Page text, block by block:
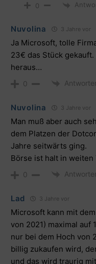
0
Nuvolina 3 Jahre vor
Ja Microsoft, tolle
23€ das Stück
heraus…
0
Nuvolina 3 Jahre vor
Man muß aber auch
dem Platzen der
Jahre seitwärts ging.
Börse ist halt in weiten
0
Lad 3 Jahre vor
Microsoft kann mit
von 2021) maximal auf
nur bei dem Hoch von
billig zukaufen wird,
und das wird traurig